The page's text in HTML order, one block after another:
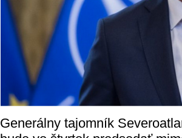
Generálny tajomník